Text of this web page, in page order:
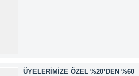
ÜYELERIMIZE ÖZEL %20’DEN %60